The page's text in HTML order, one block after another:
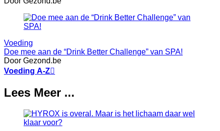
Voeding
Doe mee aan de “Drink Better Challenge” van SPA!
Door Gezond.be
Voeding A-Z
Lees Meer ...